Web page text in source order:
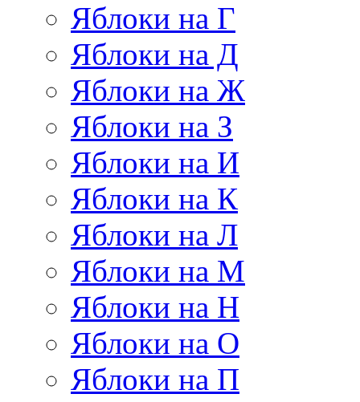
Яблоки на Г
Яблоки на Д
Яблоки на Ж
Яблоки на З
Яблоки на И
Яблоки на К
Яблоки на Л
Яблоки на М
Яблоки на Н
Яблоки на О
Яблоки на П